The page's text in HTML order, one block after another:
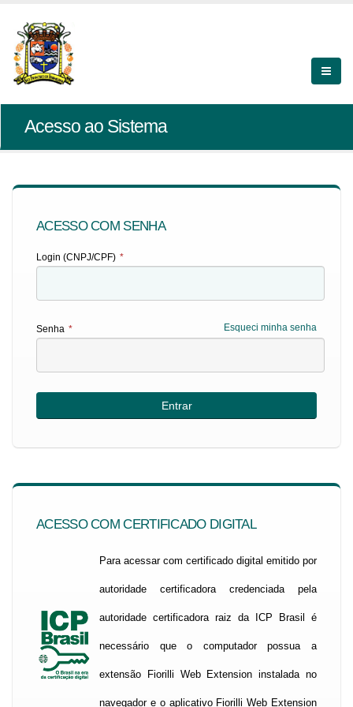
Acesso ao Sistema
ACESSO COM SENHA
Login (CNPJ/CPF) *
Esqueci minha senha
Senha *
ACESSO COM CERTIFICADO DIGITAL
Para acessar com certificado digital emitido por
autoridade certificadora credenciada pela
autoridade certificadora raiz da ICP Brasil é
necessário que o computador possua a
extensão Fiorilli Web Extension instalada no
navegador e o aplicativo Fiorilli Web Extension